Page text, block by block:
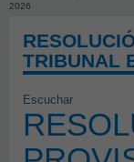
2026
TRIBUNAL
Escuchar